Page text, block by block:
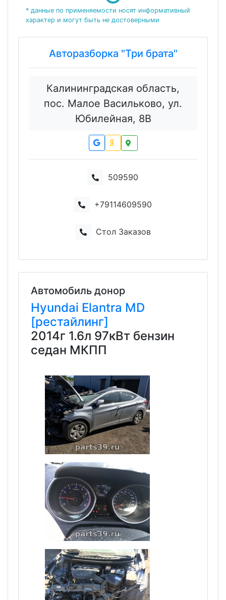
* данные по применяемости носят информативный
характер и могут быть не достоверными
Авторазборка "Три брата"
Калининградская область,
пос. Малое Васильково, ул.
Юбилейная, 8В
509590
+79114609590
Стол Заказов
Автомобиль донор
Hyundai Elantra MD
[рестайлинг]
2014г 1.6л 97кВт бензин
седан МКПП